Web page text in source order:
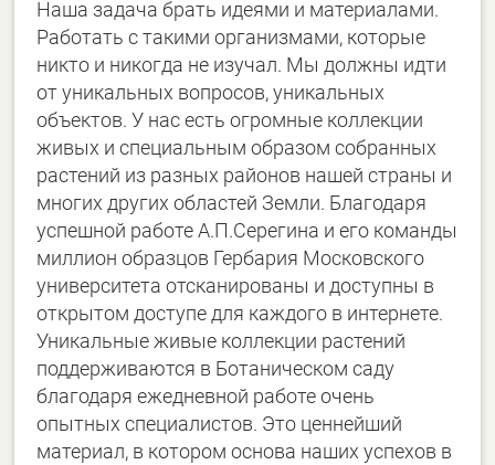
Наша задача брать идеями и материалами.
Работать с такими организмами, которые
никто и никогда не изучал. Мы должны идти
от уникальных вопросов, уникальных
объектов. У нас есть огромные коллекции
живых и специальным образом собранных
растений из разных районов нашей страны и
многих других областей Земли. Благодаря
успешной работе А.П.Серегина и его команды
миллион образцов Гербария Московского
университета отсканированы и доступны в
открытом доступе для каждого в интернете.
Уникальные живые коллекции растений
поддерживаются в Ботаническом саду
благодаря ежедневной работе очень
опытных специалистов. Это ценнейший
материал, в котором основа наших успехов в